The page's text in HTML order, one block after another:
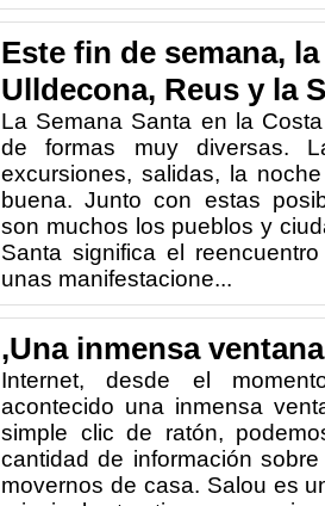
Este fin de semana,
Ulldecona, Reus y la
La Semana Santa en la
de formas muy diversas.
excursiones, salidas, la
buena. Junto con estas
son muchos los pueblos y
Santa significa el
unas manifestacione...
,Una inmensa
Internet, desde el
acontecido una inmensa
simple clic de ratón,
cantidad de información
movernos de casa. Salou es